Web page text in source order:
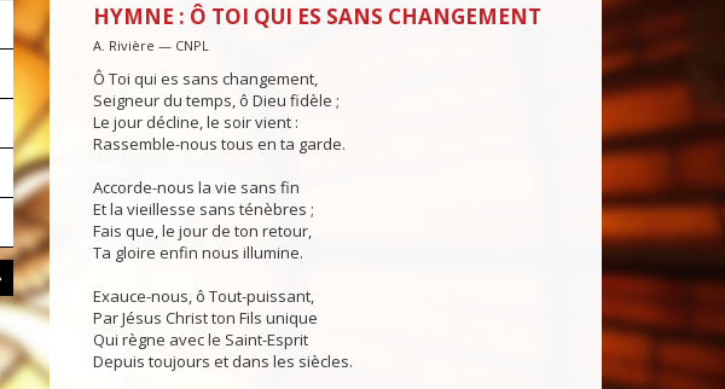
HYMNE : Ô TOI QUI ES SANS CHANGEMENT
A. Rivière — CNPL
Ô Toi qui es sans changement,
Seigneur du temps, ô Dieu fidèle ;
Le jour décline, le soir vient :
Rassemble-nous tous en ta garde.
Accorde-nous la vie sans fin
Et la vieillesse sans ténèbres ;
Fais que, le jour de ton retour,
Ta gloire enfin nous illumine.
Exauce-nous, ô Tout-puissant,
Par Jésus Christ ton Fils unique
Qui règne avec le Saint-Esprit
Depuis toujours et dans les siècles.